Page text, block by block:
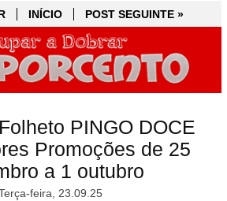
INÍCIO POST SEGUINTE »
PINGO DOCE
Promoções de 25
a 1 outubro
feira, 23.09.25
INÍCIO POST SEGUINTE »